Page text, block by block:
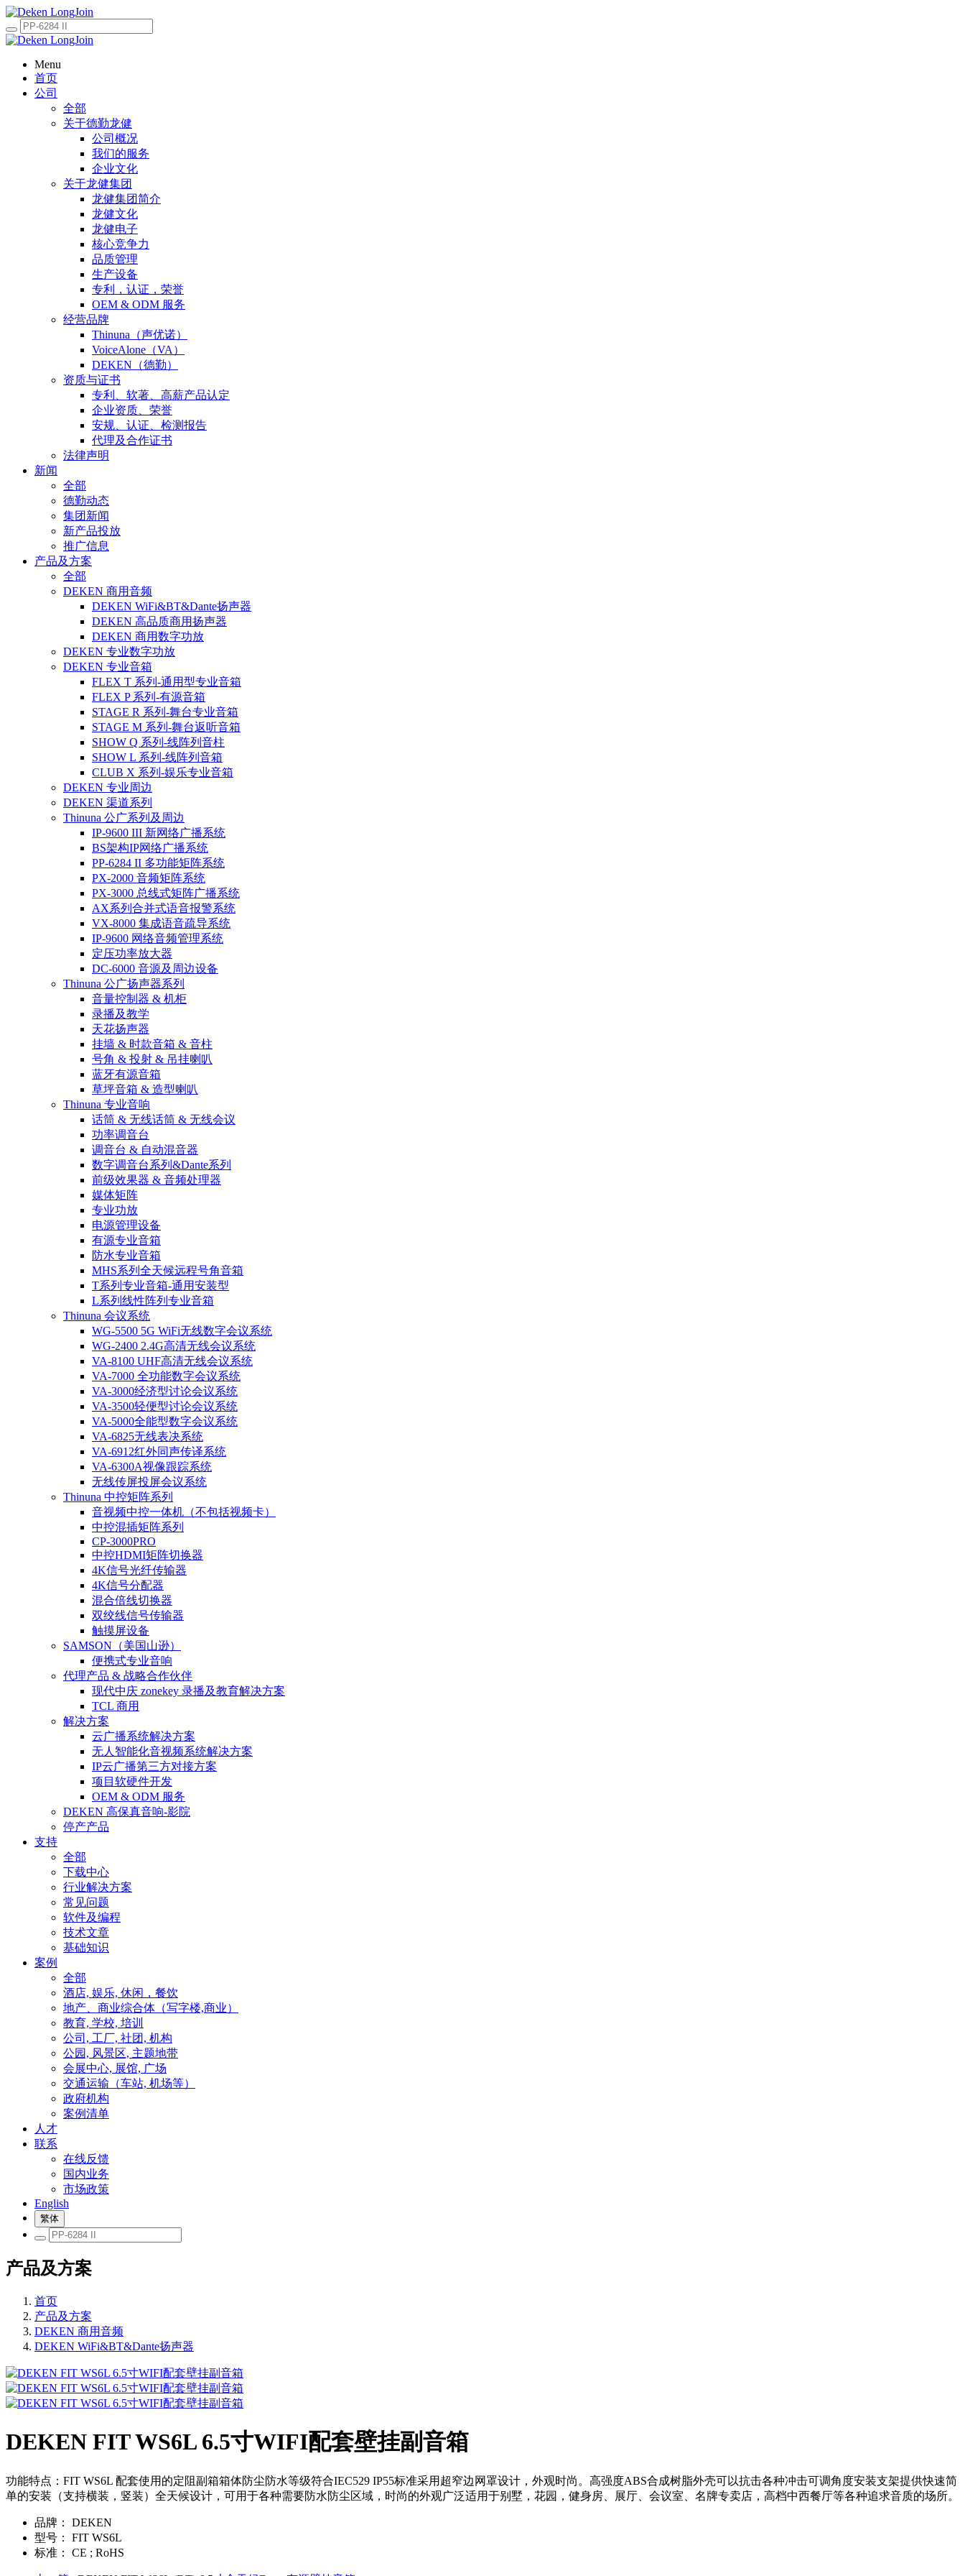
Menu
首页
公司
全部
关于德勤龙健
公司概况
我们的服务
企业文化
关于龙健集团
龙健集团简介
龙健文化
龙健电子
核心竞争力
品质管理
生产设备
专利，认证，荣誉
OEM & ODM 服务
经营品牌
Thinuna（声优诺）
VoiceAlone（VA）
DEKEN（德勤）
资质与证书
专利、软著、高薪产品认定
企业资质、荣誉
安规、认证、检测报告
代理及合作证书
法律声明
新闻
全部
德勤动态
集团新闻
新产品投放
推广信息
产品及方案
全部
DEKEN 商用音频
DEKEN WiFi&BT&Dante扬声器
DEKEN 高品质商用扬声器
DEKEN 商用数字功放
DEKEN 专业数字功放
DEKEN 专业音箱
FLEX T 系列-通用型专业音箱
FLEX P 系列-有源音箱
STAGE R 系列-舞台专业音箱
STAGE M 系列-舞台返听音箱
SHOW Q 系列-线阵列音柱
SHOW L 系列-线阵列音箱
CLUB X 系列-娱乐专业音箱
DEKEN 专业周边
DEKEN 渠道系列
Thinuna 公广系列及周边
IP-9600 III 新网络广播系统
BS架构IP网络广播系统
PP-6284 II 多功能矩阵系统
PX-2000 音频矩阵系统
PX-3000 总线式矩阵广播系统
AX系列合并式语音报警系统
VX-8000 集成语音疏导系统
IP-9600 网络音频管理系统
定压功率放大器
DC-6000 音源及周边设备
Thinuna 公广扬声器系列
音量控制器 & 机柜
录播及教学
天花扬声器
挂墙 & 时款音箱 & 音柱
号角 & 投射 & 吊挂喇叭
蓝牙有源音箱
草坪音箱 & 造型喇叭
Thinuna 专业音响
话筒 & 无线话筒 & 无线会议
功率调音台
调音台 & 自动混音器
数字调音台系列&Dante系列
前级效果器 & 音频处理器
媒体矩阵
专业功放
电源管理设备
有源专业音箱
防水专业音箱
MHS系列全天候远程号角音箱
T系列专业音箱-通用安装型
L系列线性阵列专业音箱
Thinuna 会议系统
WG-5500 5G WiFi无线数字会议系统
WG-2400 2.4G高清无线会议系统
VA-8100 UHF高清无线会议系统
VA-7000 全功能数字会议系统
VA-3000经济型讨论会议系统
VA-3500轻便型讨论会议系统
VA-5000全能型数字会议系统
VA-6825无线表决系统
VA-6912红外同声传译系统
VA-6300A视像跟踪系统
无线传屏投屏会议系统
Thinuna 中控矩阵系列
音视频中控一体机（不包括视频卡）
中控混插矩阵系列
CP-3000PRO
中控HDMI矩阵切换器
4K信号光纤传输器
4K信号分配器
混合倍线切换器
双绞线信号传输器
触摸屏设备
SAMSON（美国山逊）
便携式专业音响
代理产品 & 战略合作伙伴
现代中庆 zonekey 录播及教育解决方案
TCL 商用
解决方案
云广播系统解决方案
无人智能化音视频系统解决方案
IP云广播第三方对接方案
项目软硬件开发
OEM & ODM 服务
DEKEN 高保真音响-影院
停产产品
支持
全部
下载中心
行业解决方案
常见问题
软件及编程
技术文章
基础知识
案例
全部
酒店, 娱乐, 休闲，餐饮
地产、商业综合体（写字楼,商业）
教育, 学校, 培训
公司, 工厂, 社团, 机构
公园, 风景区, 主题地带
会展中心, 展馆, 广场
交通运输（车站, 机场等）
政府机构
案例清单
人才
联系
在线反馈
国内业务
市场政策
English
繁体
产品及方案
首页
产品及方案
DEKEN 商用音频
DEKEN WiFi&BT&Dante扬声器
DEKEN FIT WS6L 6.5寸WIFI配套壁挂副音箱
功能特点：FIT WS6L 配套使用的定阻副箱箱体防尘防水等级符合IEC529 IP55标准采用超窄边网罩设计，外观时尚。高强度ABS合成树脂外壳可以抗击各种冲击可调角度安装支架提供快速简
单的安装（支持横装，竖装）全天候设计，可用于各种需要防水防尘区域，时尚的外观广泛适用于别墅，花园，健身房、展厅、会议室、名牌专卖店，高档中西餐厅等各种追求音质的场所。
品牌：
DEKEN
型号：
FIT WS6L
标准：
CE ; RoHS